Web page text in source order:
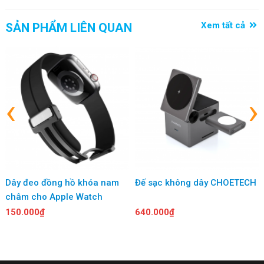
SẢN PHẨM LIÊN QUAN Xem tất cả
Dây đeo đồng hồ khóa nam
châm cho Apple Watch
150.000₫
Đế sạc không dây CHOETECH
640.000₫
‹ ›